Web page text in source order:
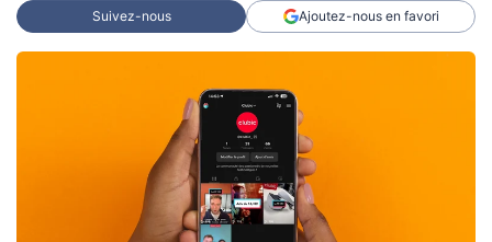
Suivez-nous Ajoutez-nous en favori